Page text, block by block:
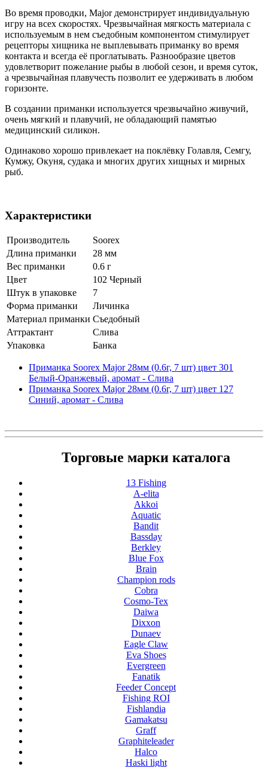
Во время проводки, Major демонстрирует индивидуальную
игру на всех скоростях. Чрезвычайная мягкость материала с
используемым в нем съедобным компонентом стимулирует
рецепторы хищника не выплевывать приманку во время
контакта и всегда её проглатывать. Разнообразие цветов
удовлетворит пожелание рыбы в любой сезон, и время суток,
а чрезвычайная плавучесть позволит ее удерживать в любом
горизонте.
В создании приманки используется чрезвычайно живучий,
очень мягкий и плавучий, не обладающий памятью
медицинский силикон.
Одинаково хорошо привлекает на поклёвку Голавля, Семгу,
Кумжу, Окуня, судака и многих других хищных и мирных
рыб.
Характеристики
Производитель
Soorex
Длина приманки
28 мм
Вес приманки
0.6 г
Цвет
102 Черный
Штук в упаковке
7
Форма приманки
Личинка
Материал приманки Съедобный
Аттрактант
Слива
Упаковка
Банка
Приманка Soorex Major 28мм (0.6г, 7 шт) цвет 301
Белый-Оранжевый, аромат - Слива
Приманка Soorex Major 28мм (0.6г, 7 шт) цвет 127
Синий, аромат - Слива
Торговые марки каталога
13 Fishing
A-elita
Akkoi
Aquatic
Bandit
Bassday
Berkley
Blue Fox
Brain
Champion rods
Cobra
Cosmo-Tex
Daiwa
Dixxon
Dunaev
Eagle Claw
Eva Shoes
Evergreen
Fanatik
Feeder Concept
Fishing ROI
Fishlandia
Gamakatsu
Graff
Graphiteleader
Halco
Haski light